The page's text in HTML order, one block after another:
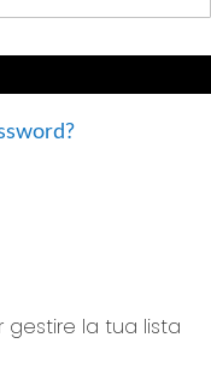
la tua lista